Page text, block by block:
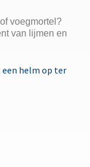
voegmortel?
van lijmen en